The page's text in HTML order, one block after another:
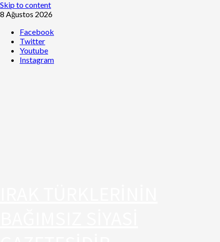
Skip to content
8 Ağustos 2026
Facebook
Twitter
Youtube
Instagram